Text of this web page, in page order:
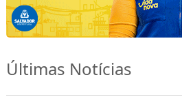
Últimas Notícias